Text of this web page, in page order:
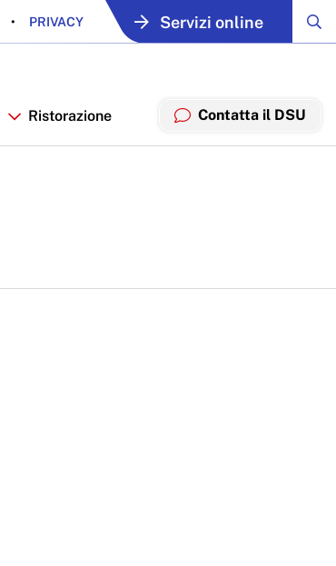
PRIVACY Servizi online
Ristorazione Contatta il DSU